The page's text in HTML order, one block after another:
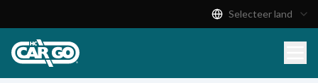
Download
Selecteer land